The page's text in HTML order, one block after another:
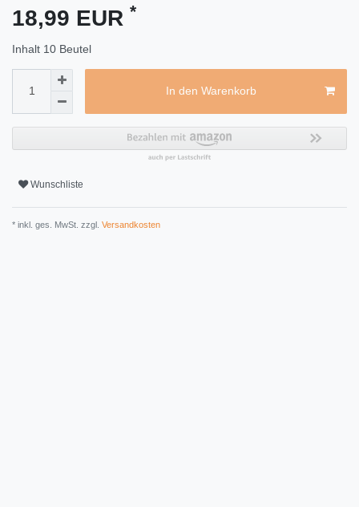
18,99 EUR *
Inhalt 10 Beutel
In den Warenkorb
Wunschliste
* inkl. ges. MwSt. zzgl. Versandkosten